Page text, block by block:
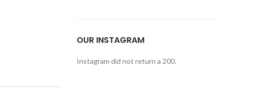
OUR INSTAGRAM
Instagram did not return a 200.